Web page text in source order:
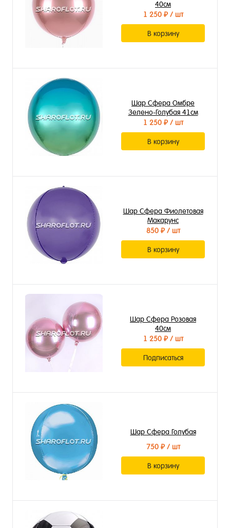
40см
1 250 ₽/ шт
В корзину
Шар Сфера Омбре
Зелено-Голубая 41см
1 250 ₽/ шт
В корзину
Шар Сфера Фиолетовая
Макарунс
850 ₽/ шт
В корзину
Шар Сфера Розовая
40см
1 250 ₽/ шт
Подписаться
Шар Сфера Голубая
750 ₽/ шт
В корзину